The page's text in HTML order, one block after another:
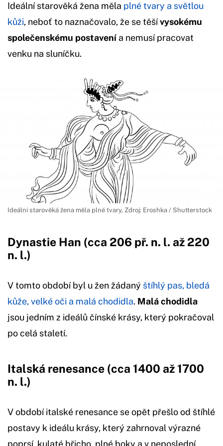
Ideální starověká žena měla plné tvary a světlou
kůži, neboť to naznačovalo, že se těšívysokému
společenskému postavení a nemusí pracovat
venku na sluníčku.
Ideální starověká žena měla plné tvary, Zdroj: Eroshka / Shutterstock
Dynastie Han (cca 206 př. n. l. až 220
n. l.)
V tomto období byl u žen žádaný štíhlý pas, bledá
kůže, velké oči a malá chodidla. Malá chodidla
jsou jedním z ideálů čínské krásy, který pokračoval
po celá staletí.
Italská renesance (cca 1400 až 1700
n. l.)
V období italské renesance se opět přešlo od štíhlé
postavy k ideálu krásy, který zahrnoval výrazné
poprsí, kulaté břicho, plné boky a v neposlední